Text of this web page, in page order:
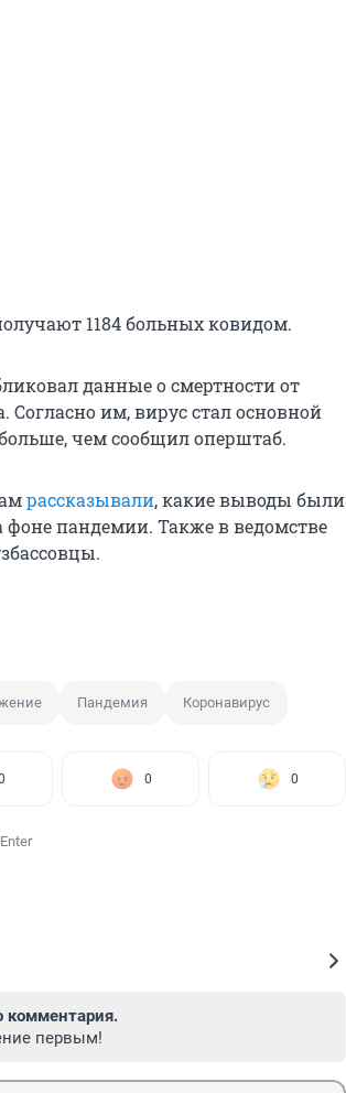
1184 больных ковидом.
данные о смертности от
Согласно им, вирус стал основной
чем сообщил оперштаб.
рассказывали, какие выводы были
пандемии. Также в ведомстве
Пандемия Коронавирус
0 0
комментария.
первым!